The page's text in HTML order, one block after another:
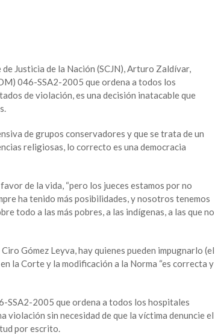
Justicia de la Nación (SCJN), Arturo Zaldívar,
046-SSA2-2005 que ordena a todos los
de violación, es una decisión inatacable que
de grupos conservadores y que se trata de un
religiosas, lo correcto es una democracia
de la vida, “pero los jueces estamos por no
ha tenido más posibilidades, y nosotros tenemos
todo a las más pobres, a las indígenas, a las que no
Gómez Leyva, hay quienes pueden impugnarlo (el
la Corte y la modificación a la Norma “es correcta y
SSA2-2005 que ordena a todos los hospitales
sin necesidad de que la víctima denuncie el
por escrito.